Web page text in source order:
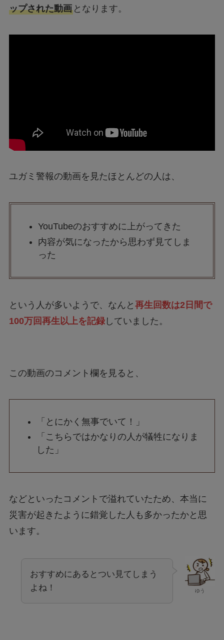
ップされた動画となります。
ユガミ警報の動画を見たほとんどの人は、
YouTubeのおすすめに上がってきた
内容が気になったから思わず見てしま
った
という人が多いようで、なんと 再生回数は2日間で
100万回再生以上を記録していました。
この動画のコメント欄を見ると、
「とにかく無事でいて！」
「こちらではかなりの人が犠牲になりま
した」
などといったコメントで溢れていたため、本当に
災害が起きたように錯覚した人も多かったかと思
います。
ゆう
おすすめにあるとつい見てしまう
よね！